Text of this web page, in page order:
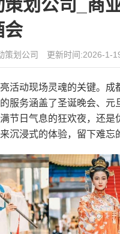
策划公司_商
会
策划公司 更新时间:2026-1-
活动现场灵魂的关键。
服务涵盖了圣诞晚会、
节日气息的狂欢夜，还
沉浸式的体验，留下难忘